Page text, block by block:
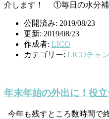
介します！ ①毎日の水分
公開済み: 2019/08/23
更新: 2019/08/23
作成者: LICO
カテゴリー: LICOチャ
年末年始の外出に！役
今年も残すところ数時間で